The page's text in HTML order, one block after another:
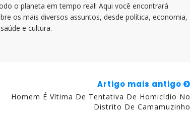
o planeta em tempo real! Aqui você encontrará
os mais diversos assuntos, desde política, economia,
e cultura.
Artigo mais antigo
Homem É Vítima De Tentativa De Homicídio No
Distrito De Camamuzinho